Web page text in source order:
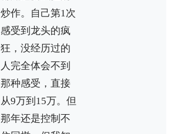
炒作。自己第1次
感受到龙头的疯
狂，没经历过的
人完全体会不到
那种感受，直接
从9万到15万。但
那年还是控制不